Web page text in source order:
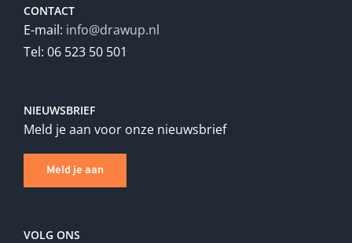
CONTACT
E-mail: info@drawup.nl
Tel: 06 523 50 501
NIEUWSBRIEF
Meld je aan voor onze nieuwsbrief
Meld je aan
VOLG ONS